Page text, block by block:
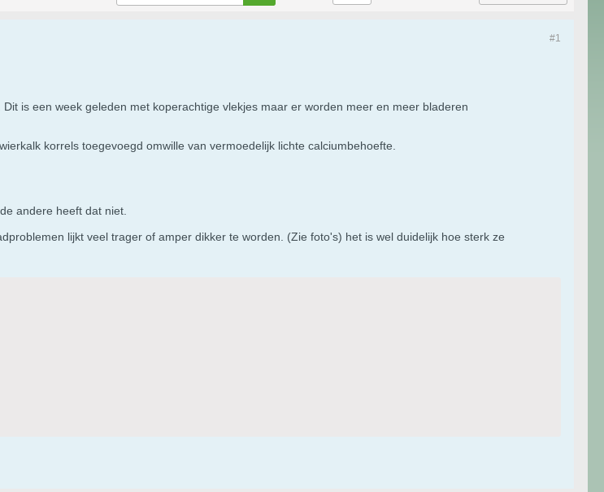
#1
is een week geleden met koperachtige vlekjes maar er worden meer en meer bladeren
korrels toegevoegd omwille van vermoedelijk lichte calciumbehoefte.
andere heeft dat niet.
lijkt veel trager of amper dikker te worden. (Zie foto's) het is wel duidelijk hoe sterk ze